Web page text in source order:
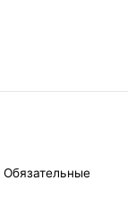
Обязательные